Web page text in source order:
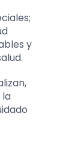
y
la